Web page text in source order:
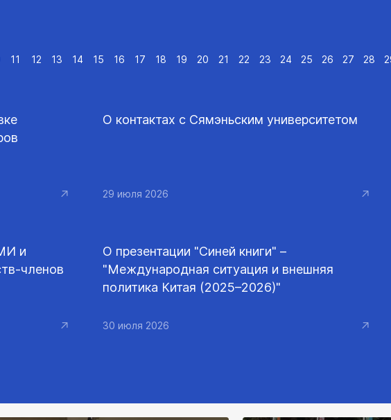
11 12 13 14 15 16 17 18 19 20 21 22 23 24 25 26 27 28
и
членов
О контактах с Сямэньским университетом
29 июля 2026
О презентации "Синей книги" –
"Международная ситуация и внешняя
политика Китая (2025–2026)"
30 июля 2026